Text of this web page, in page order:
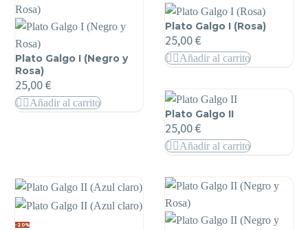
Plato Galgo I (Negro y
Rosa)
25,00€
Añadir al carrito
Plato Galgo I (Rosa)
25,00€
Añadir al carrito
Plato Galgo II
25,00€
Añadir al carrito
-20%